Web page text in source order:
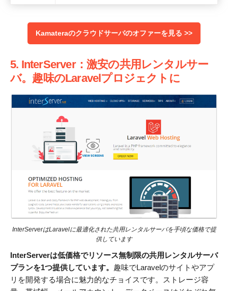
Kamateraのクラウドサーバのオファーを見る >>
5. InterServer：激安の共用レンタルサー
バ。趣味のLaravelプロジェクトに
InterServerはLaravelに最適化された共用レンタルサーバを手頃な価格で提
供しています
InterServerは低価格でリソース無制限の共用レンタルサーバ
プランを1つ提供しています。 趣味でLaravelのサイトやアプ
リを開発する場合に魅力的なチョイスです。ストレージ容